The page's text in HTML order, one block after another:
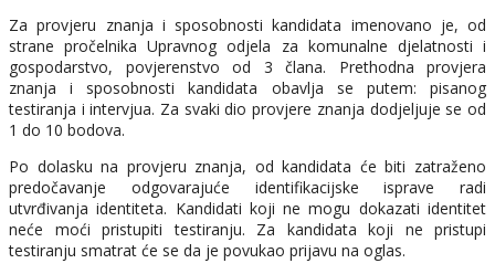
Za provjeru znanja i sposobnosti kandidata imenovano je, od
strane pročelnika Upravnog odjela za komunalne djelatnosti i
gospodarstvo, povjerenstvo od 3 člana. Prethodna provjera
znanja i sposobnosti kandidata obavlja se putem: pisanog
testiranja i intervjua. Za svaki dio provjere znanja dodjeljuje se od
1 do 10 bodova.
Po dolasku na provjeru znanja, od kandidata će biti zatraženo
predočavanje odgovarajuće identifikacijske isprave radi
utvrđivanja identiteta. Kandidati koji ne mogu dokazati identitet
neće moći pristupiti testiranju. Za kandidata koji ne pristupi
testiranju smatrat će se da je povukao prijavu na oglas.